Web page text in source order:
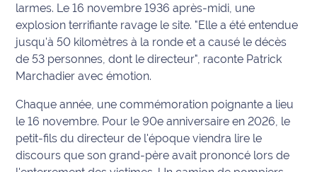
Les
Coachs
Maritima
Bon
plan
sortie
Nous
contacter
larmes. Le 16 novembre 1936 après-midi, une
explosion terrifiante ravage le site. "Elle a été entendue
jusqu'à 50 kilomètres à la ronde et a causé le décès
de 53 personnes, dont le directeur" , raconte Patrick
Marchadier avec émotion.
Chaque année, une commémoration poignante a lieu
le 16 novembre. Pour le 90e anniversaire en 2026, le
petit-fils du directeur de l'époque viendra lire le
discours que son grand-père avait prononcé lors de